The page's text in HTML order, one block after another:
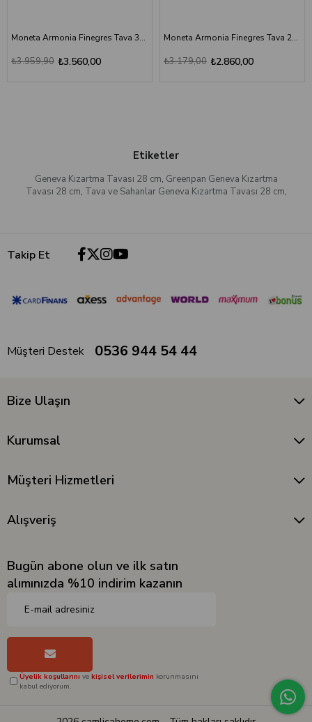
Moneta Armonia Finegres Tava 30 cm
₺3.560,00
₺3.959,90
Moneta Armonia Finegres Tava 24 cm
₺2.860,00
₺3.179,00
Etiketler
Geneva Kızartma Tavası 28 cm, Greenpan Geneva Kızartma
Tavası 28 cm, Tava ve Sahanlar Geneva Kızartma Tavası 28 cm,
Takip Et
Müşteri Destek 0536 944 54 44
Bize Ulaşın
Kurumsal
Müşteri Hizmetleri
Alışveriş
Bugün abone olun ve ilk satın
alımınızda %10 indirim kazanın
Üyelik koşullarını ve kişisel verilerimin korunmasını
kabul ediyorum.